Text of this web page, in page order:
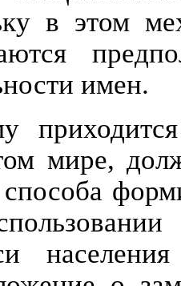
в этом
имен.
мире,